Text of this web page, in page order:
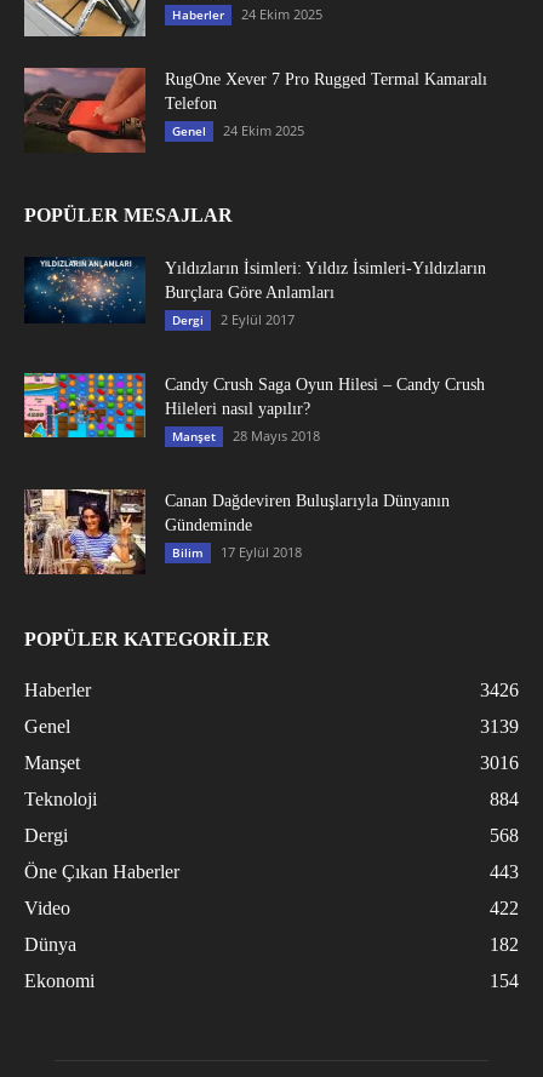
Haberler 24 Ekim 2025
RugOne Xever 7 Pro Rugged Termal Kamaralı
Telefon
Genel 24 Ekim 2025
POPÜLER MESAJLAR
Yıldızların İsimleri: Yıldız İsimleri-Yıldızların
Burçlara Göre Anlamları
Dergi 2 Eylül 2017
Candy Crush Saga Oyun Hilesi – Candy Crush
Hileleri nasıl yapılır?
Manşet 28 Mayıs 2018
Canan Dağdeviren Buluşlarıyla Dünyanın
Gündeminde
Bilim 17 Eylül 2018
POPÜLER KATEGORİLER
Haberler
3426
Genel
3139
Manşet
3016
Teknoloji
884
Dergi
568
Öne Çıkan Haberler
443
Video
422
Dünya
182
Ekonomi
154